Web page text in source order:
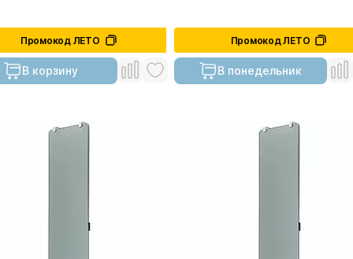
Промокод ЛЕТО
В корзину
Промокод ЛЕТО
В понедельник